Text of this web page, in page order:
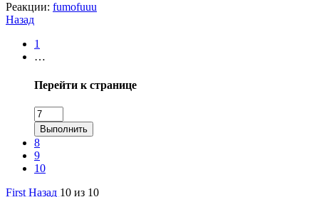
Реакции: fumofuuu
Назад
1
…
Перейти к странице
Выполнить
8
9
10
First Назад 10 из 10